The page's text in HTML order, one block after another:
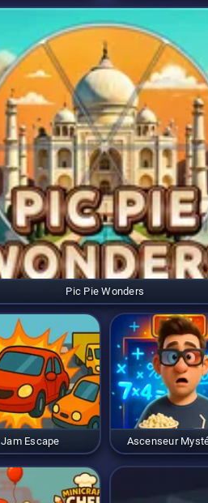
Pic Pie Wonders
Jam Escape Ascenseur